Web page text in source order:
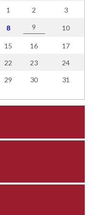
1 2 3
8 9 10
15 16 17
22 23 24
29 30 31